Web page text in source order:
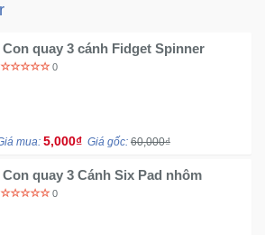
Con quay 3 cánh Fidget Spinner
0
mua: 5,000₫ Giá gốc: 60,000₫
Con quay 3 Cánh Six Pad nhôm
0